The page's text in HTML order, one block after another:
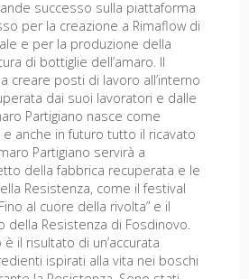
successo sulla piattaforma
per la creazione a Rimaflow di
e per la produzione della
di bottiglie dell’amaro. Il
creare posti di lavoro all’interno
dai suoi lavoratori e dalle
Partigiano nasce come
anche in futuro tutto il ricavato
Partigiano servirà a
della fabbrica recuperata e le
Resistenza, come il festival
al cuore della rivolta” e il
della Resistenza di Fosdinovo.
è il risultato di un’accurata
ispirati alla vita nei boschi